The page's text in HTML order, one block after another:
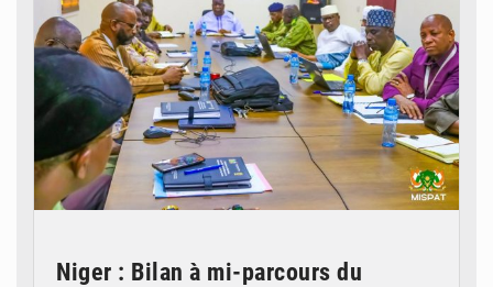
Niger : Bilan à mi-parcours du